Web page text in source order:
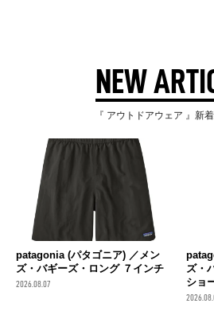
NEW
『 アウトドアウェア 』新
patagonia (パタゴニア) ／メン
ズ・バギーズ・ロング ７インチ
2026.08.07
ズ・
ショ